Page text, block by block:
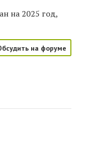
на 2025 год,
на форуме